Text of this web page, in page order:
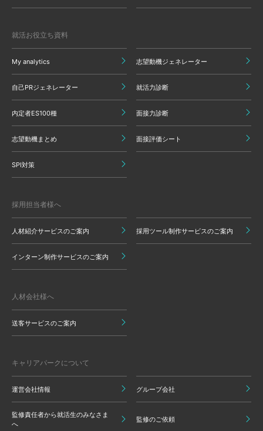
就活お役立ち資料
My analytics 志望動機ジェネレーター
自己PRジェネレーター 就活力診断
内定者ES100種 面接力診断
志望動機まとめ 面接評価シート
SPI対策
採用担当者様へ
人材紹介サービスのご案内 採用ツール制作サービスのご案内
インターン制作サービスのご案内
人材会社様へ
送客サービスのご案内
キャリアパークについて
運営会社情報 グループ会社
監修責任者から就活生のみなさま
へ
監修のご依頼